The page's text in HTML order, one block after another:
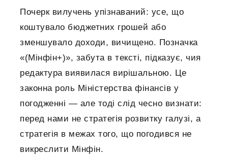
Почерк вилучень упізнаваний: усе, що
коштувало бюджетних грошей або
зменшувало доходи, вичищено. Позначка
«(Мінфін+)», забута в тексті, підказує, чия
редактура виявилася вирішальною. Це
законна роль Міністерства фінансів у
погодженні — але тоді слід чесно визнати:
перед нами не стратегія розвитку галузі, а
стратегія в межах того, що погодився не
викреслити Мінфін.